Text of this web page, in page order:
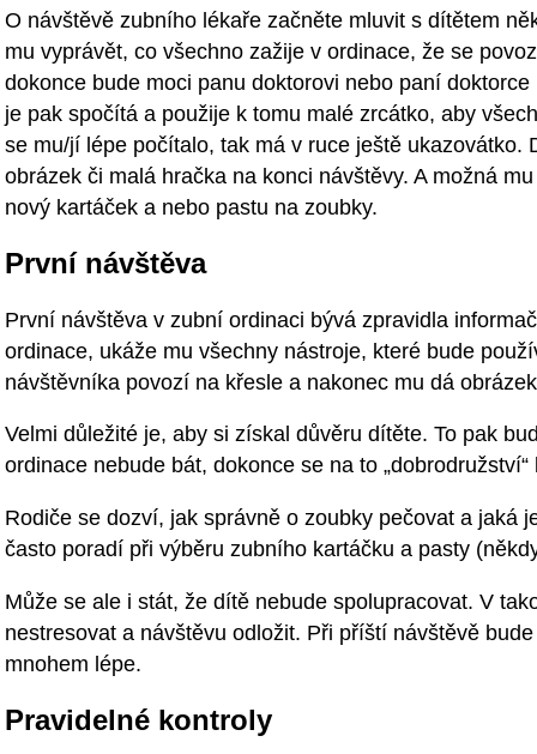
O návštěvě zubního lékaře začněte mluvit s dítětem
mu vyprávět, co všechno zažije v ordinace, že se
dokonce bude moci panu doktorovi nebo paní doktorce
je pak spočítá a použije k tomu malé zrcátko, aby
se mu/jí lépe počítalo, tak má v ruce ještě ukazovátko.
obrázek či malá hračka na konci návštěvy. A možná
nový kartáček a nebo pastu na zoubky.
První návštěva
První návštěva v zubní ordinaci bývá zpravidla
ordinace, ukáže mu všechny nástroje, které bude
návštěvníka povozí na křesle a nakonec mu dá
Velmi důležité je, aby si získal důvěru dítěte. To pak
ordinace nebude bát, dokonce se na to „dobrodružství“
Rodiče se dozví, jak správně o zoubky pečovat a jaká
často poradí při výběru zubního kartáčku a pasty
Může se ale i stát, že dítě nebude spolupracovat. V
nestresovat a návštěvu odložit. Při příští návštěvě
mnohem lépe.
Pravidelné kontroly